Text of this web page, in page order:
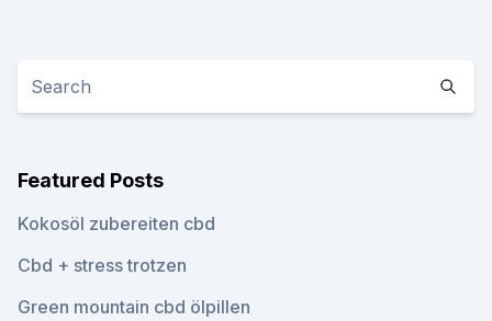
Featured Posts
Kokosöl zubereiten cbd
Cbd + stress trotzen
Green mountain cbd ölpillen